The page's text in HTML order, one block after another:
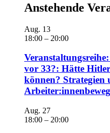
Anstehende
Aug. 13
18:00 – 20:00
vor 33?: Hätte
können? Strategien
Aug. 27
18:00 – 20:00